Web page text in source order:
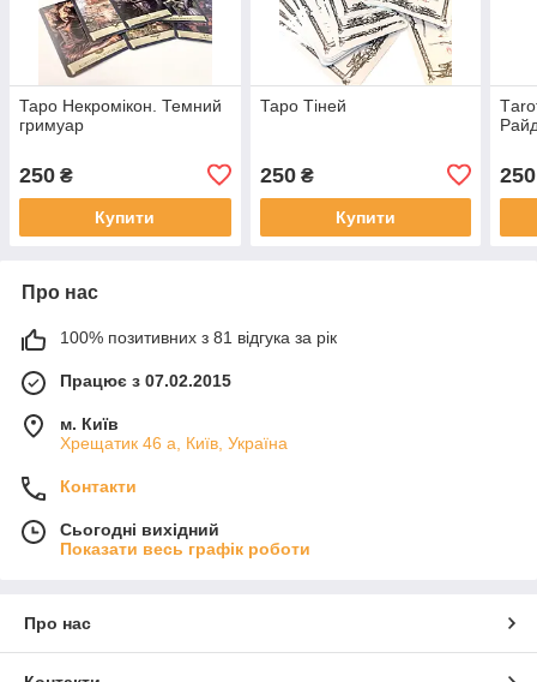
Таро Некромікон. Темний
гримуар
250 ₴
Купити
Таро Тіней
250₴
Купити
250
Про нас
100% позитивних з 81 відгука за рік
Працює з 07.02.2015
м. Київ
Хрещатик 46 а, Київ, Україна
Контакти
Сьогодні вихідний
Показати весь графік роботи
Про нас